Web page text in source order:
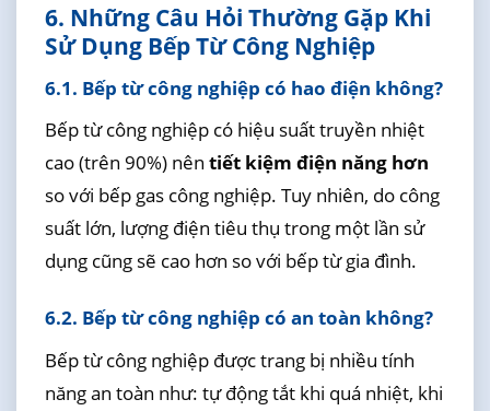
6. Những Câu Hỏi Thường Gặp Khi
Sử Dụng Bếp Từ Công Nghiệp
6.1. Bếp từ công nghiệp có hao điện không?
Bếp từ công nghiệp có hiệu suất truyền nhiệt
cao (trên 90%) nên tiết kiệm điện năng hơn
so với bếp gas công nghiệp. Tuy nhiên, do công
suất lớn, lượng điện tiêu thụ trong một lần sử
dụng cũng sẽ cao hơn so với bếp từ gia đình.
6.2. Bếp từ công nghiệp có an toàn không?
Bếp từ công nghiệp được trang bị nhiều tính
năng an toàn như: tự động tắt khi quá nhiệt, khi